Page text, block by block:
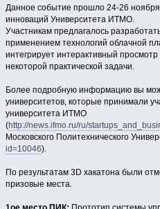
Данное событие прошло 24-26
инноваций Университета ИТМО.
Участникам предлагалось
применением технологий облачной
интегрирует интерактивный
некоторой практической задачи.
Более подробную информацию вы
университетов, которые принимали
университета ИТМО
(http://news.ifmo.ru/ru/
Московского Политехнического
id=10046).
По результатам 3D хакатона были
призовые места.